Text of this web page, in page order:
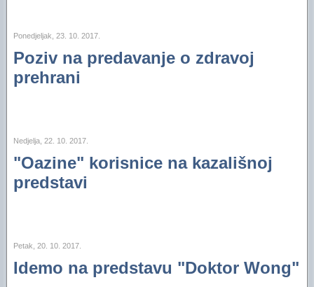
Ponedjeljak, 23. 10. 2017.
Poziv na predavanje o zdravoj
prehrani
Nedjelja, 22. 10. 2017.
"Oazine" korisnice na kazališnoj
predstavi
Petak, 20. 10. 2017.
Idemo na predstavu "Doktor Wong"